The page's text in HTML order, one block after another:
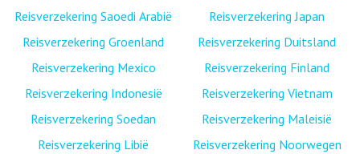
Reisverzekering Saoedi Arabië
Reisverzekering Groenland
Reisverzekering Mexico
Reisverzekering Indonesië
Reisverzekering Soedan
Reisverzekering Libië
Reisverzekering Japan
Reisverzekering Duitsland
Reisverzekering Finland
Reisverzekering Vietnam
Reisverzekering Maleisië
Reisverzekering Noorwegen